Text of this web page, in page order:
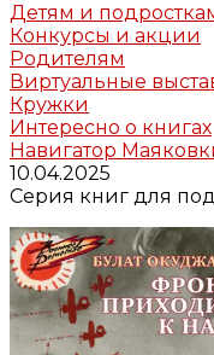
Детям и
Конкурсы и акции
Родителям
Виртуальные
Кружки
Интересно о книгах
Навигатор
10.04.2025
Серия книг для